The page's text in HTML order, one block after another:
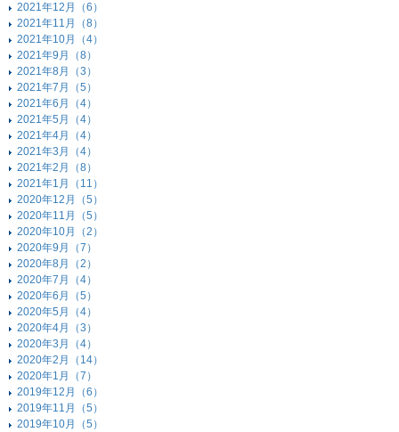
2021年12月（6）
2021年11月（8）
2021年10月（4）
2021年9月（8）
2021年8月（3）
2021年7月（5）
2021年6月（4）
2021年5月（4）
2021年4月（4）
2021年3月（4）
2021年2月（8）
2021年1月（11）
2020年12月（5）
2020年11月（5）
2020年10月（2）
2020年9月（7）
2020年8月（2）
2020年7月（4）
2020年6月（5）
2020年5月（4）
2020年4月（3）
2020年3月（4）
2020年2月（14）
2020年1月（7）
2019年12月（6）
2019年11月（5）
2019年10月（5）